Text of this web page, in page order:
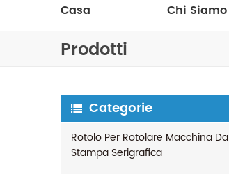
Casa Chi Siamo
Prodotti
Categorie
Rotolo Per Rotolare Macchina Da
Stampa Serigrafica